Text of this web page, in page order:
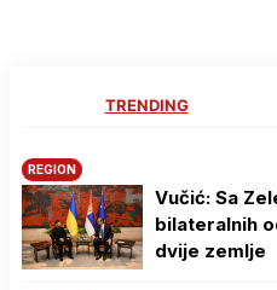
TRENDING
REGION
Vučić: Sa
bilateralnih
dvije zemlje